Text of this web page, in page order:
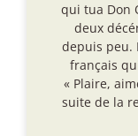
qui tua Don
deux
depuis peu.
français
« Plaire,
suite de la